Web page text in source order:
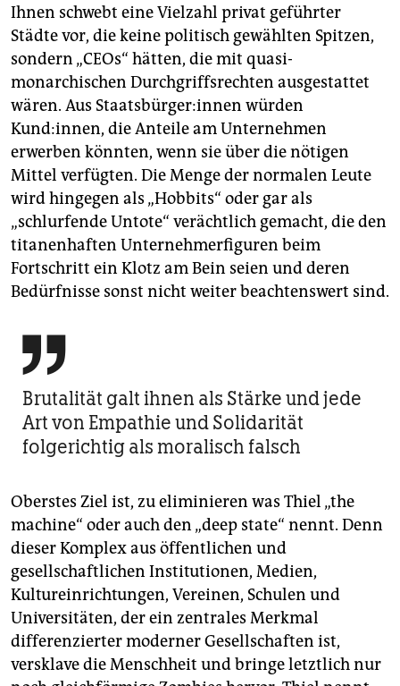
Ihnen schwebt eine Vielzahl privat geführter
Städte vor, die keine politisch gewählten Spitzen,
sondern „CEOs“ hätten, die mit quasi-
monarchischen Durchgriffsrechten ausgestattet
wären. Aus Staats­bür­ge­r:in­nen würden
Kund:innen, die Anteile am Unternehmen
erwerben könnten, wenn sie über die nötigen
Mittel verfügten. Die Menge der normalen Leute
wird hingegen als „Hobbits“ oder gar als
„schlurfende Untote“ verächtlich gemacht, die den
titanenhaften Unternehmerfiguren beim
Fortschritt ein Klotz am Bein seien und deren
Bedürfnisse sonst nicht weiter beachtenswert sind.

Brutalität galt ihnen als Stärke und jede
Art von Empathie und Solidarität
folgerichtig als moralisch falsch
Oberstes Ziel ist, zu eliminieren was Thiel „the
machine“ oder auch den „deep state“ nennt. Denn
dieser Komplex aus öffentlichen und
gesellschaftlichen Institutionen, Medien,
Kultureinrichtungen, Vereinen, Schulen und
Universitäten, der ein zentrales Merkmal
differenzierter moderner Gesellschaften ist,
versklave die Menschheit und bringe letztlich nur